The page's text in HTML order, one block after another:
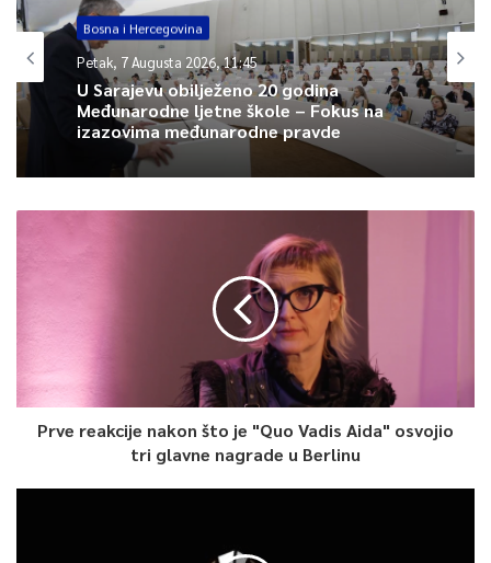
Article Rating
Bosna i Hercegovina
Petak, 7 Augusta 2026, 11:45
U Sarajevu obilježeno 20 godina
Međunarodne ljetne škole – Fokus na
izazovima međunarodne pravde
Prve reakcije nakon što je "Quo Vadis Aida" osvojio
tri glavne nagrade u Berlinu